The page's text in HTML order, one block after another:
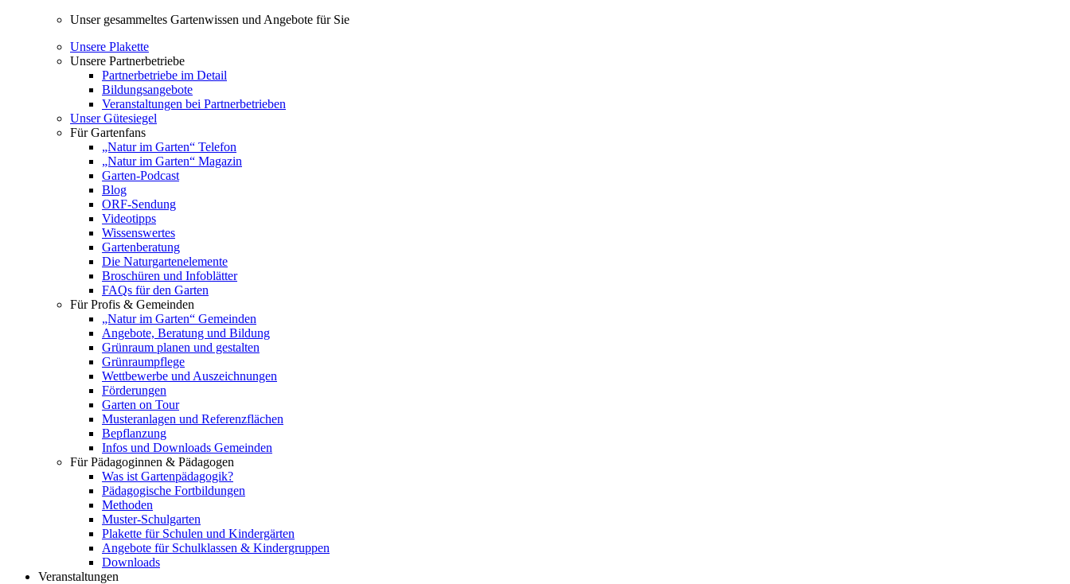
Unser gesammeltes Gartenwissen und Angebote für Sie
Unsere Plakette
Unsere Partnerbetriebe
Partnerbetriebe im Detail
Bildungsangebote
Veranstaltungen bei Partnerbetrieben
Unser Gütesiegel
Für Gartenfans
„Natur im Garten“ Telefon
„Natur im Garten“ Magazin
Garten-Podcast
Blog
ORF-Sendung
Videotipps
Wissenswertes
Gartenberatung
Die Naturgartenelemente
Broschüren und Infoblätter
FAQs für den Garten
Für Profis & Gemeinden
„Natur im Garten“ Gemeinden
Angebote, Beratung und Bildung
Grünraum planen und gestalten
Grünraumpflege
Wettbewerbe und Auszeichnungen
Förderungen
Garten on Tour
Musteranlagen und Referenzflächen
Bepflanzung
Infos und Downloads Gemeinden
Für Pädagoginnen & Pädagogen
Was ist Gartenpädagogik?
Pädagogische Fortbildungen
Methoden
Muster-Schulgarten
Plakette für Schulen und Kindergärten
Angebote für Schulklassen & Kindergruppen
Downloads
Veranstaltungen